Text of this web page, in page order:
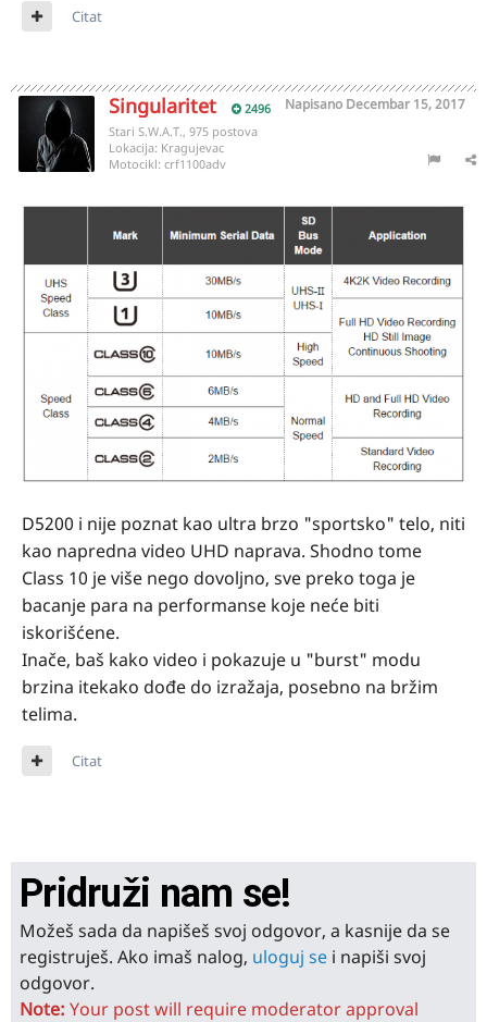
Citat
Singularitet 2496 Napisano Decembar 15, 2017
Stari S.W.A.T., 975 postova
Lokacija: Kragujevac
Motocikl: crf1100adv
D5200 i nije poznat kao ultra brzo "sportsko" telo, niti
kao napredna video UHD naprava. Shodno tome
Class 10 je više nego dovoljno, sve preko toga je
bacanje para na performanse koje neće biti
iskorišćene.
Inače, baš kako video i pokazuje u "burst" modu
brzina itekako dođe do izražaja, posebno na bržim
telima.
Citat
Pridruži nam se!
Možeš sada da napišeš svoj odgovor, a kasnije da se
registruješ. Ako imaš nalog, uloguj se i napiši svoj
odgovor.
Note: Your post will require moderator approval